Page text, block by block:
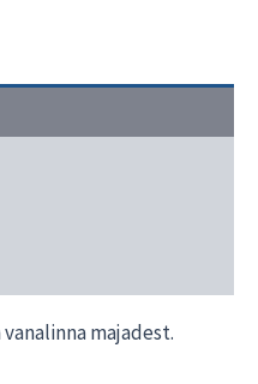
majadest.